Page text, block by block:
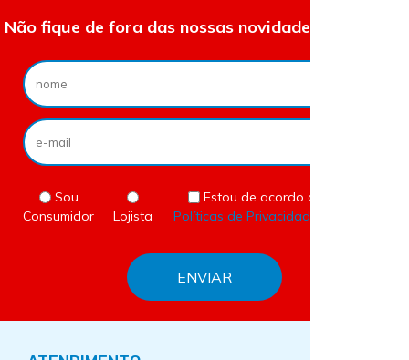
Não fique de fora das nossas novidades e ofertas.
Sou
Consumidor
Lojista
Estou de acordo com as
Políticas de Privacidade